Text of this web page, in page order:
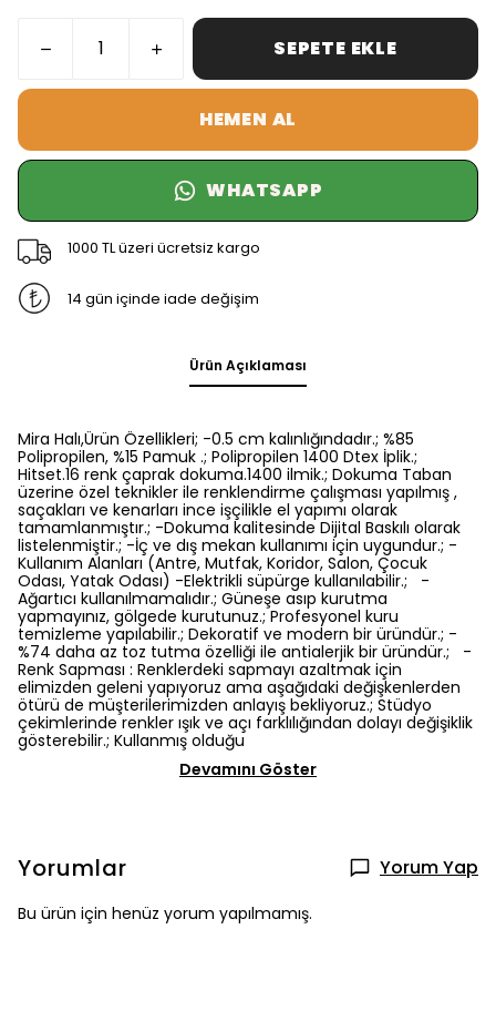
SEPETE EKLE
HEMEN AL
WHATSAPP
1000 TL üzeri ücretsiz kargo
14 gün içinde iade değişim
Ürün Açıklaması
Mira Halı,Ürün Özellikleri; -0.5 cm kalınlığındadır.; %85
Polipropilen, %15 Pamuk .; Polipropilen 1400 Dtex İplik.;
Hitset.16 renk çaprak dokuma.1400 ilmik.; Dokuma Taban
üzerine özel teknikler ile renklendirme çalışması yapılmış ,
saçakları ve kenarları ince işçilikle el yapımı olarak
tamamlanmıştır.; -Dokuma kalitesinde Dijital Baskılı olarak
listelenmiştir.; -İç ve dış mekan kullanımı için uygundur.; -
Kullanım Alanları (Antre, Mutfak, Koridor, Salon, Çocuk
Odası, Yatak Odası) -Elektrikli süpürge kullanılabilir.; -
Ağartıcı kullanılmamalıdır.; Güneşe asıp kurutma
yapmayınız, gölgede kurutunuz.; Profesyonel kuru
temizleme yapılabilir.; Dekoratif ve modern bir üründür.; -
%74 daha az toz tutma özelliği ile antialerjik bir üründür.; -
Renk Sapması : Renklerdeki sapmayı azaltmak için
elimizden geleni yapıyoruz ama aşağıdaki değişkenlerden
ötürü de müşterilerimizden anlayış bekliyoruz.; Stüdyo
çekimlerinde renkler ışık ve açı farklılığından dolayı değişiklik
gösterebilir.; Kullanmış olduğu
Devamını Göster
Yorumlar Yorum Yap
Bu ürün için henüz yorum yapılmamış.